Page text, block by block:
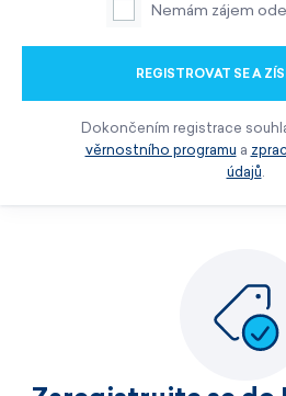
Nemám zájem
REGISTROVAT SE A
Dokončením registrace
věrnostního programu a
údajů.